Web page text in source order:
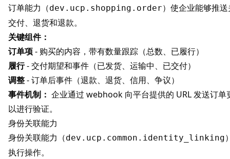
订单能力（dev.ucp.shopping.order）使企业能够推
交付、退货和退款。
关键组件：
订单项- 购买的内容，带有数量跟踪（总数、已履行）
履行- 交付期望和事件（已发货、运输中、已交付）
调整- 订单后事件（退款、退货、信用、争议）
事件机制： 企业通过 webhook 向平台提供的 URL 发送订单
以进行验证。
身份关联能力
身份关联能力（dev.ucp.common.identity_linking
执行操作。